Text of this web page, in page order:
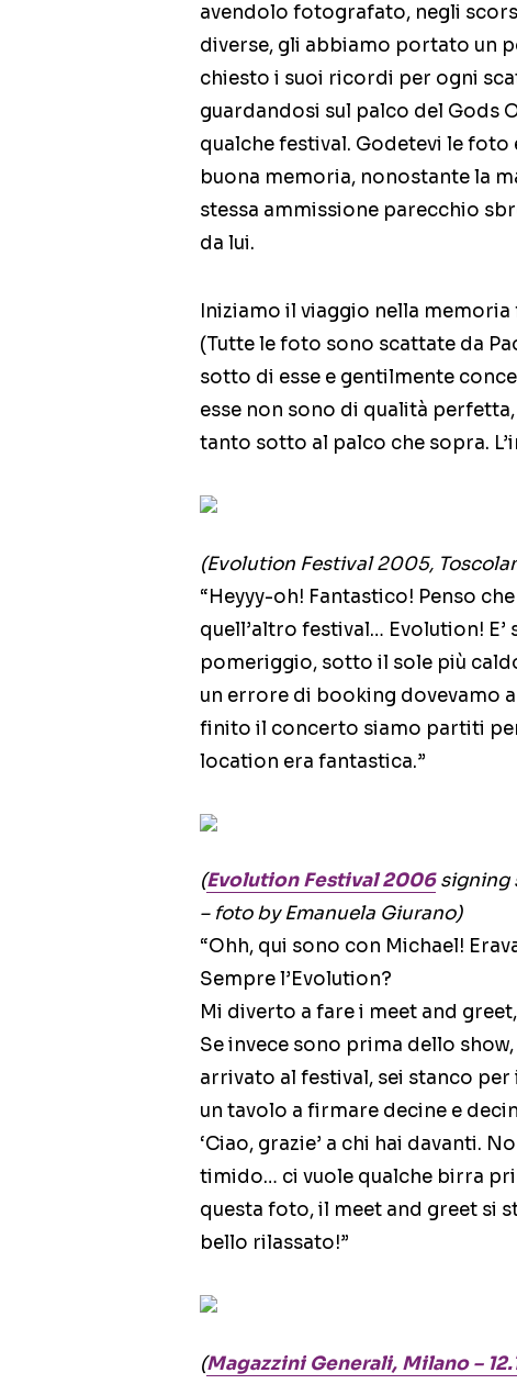
avendolo fotografato, negli
diverse, gli abbiamo portato un
chiesto i suoi ricordi per ogni
guardandosi sul palco del Gods
qualche festival. Godetevi le
buona memoria, nonostante la
stessa ammissione parecchio
da lui.
Iniziamo il viaggio nella
(Tutte le foto sono scattate da
sotto di esse e gentilmente
esse non sono di qualità
tanto sotto al palco che sopra.
(Evolution Festival 2005,
“Heyyy-oh! Fantastico! Penso
quell’altro festival… Evolution!
pomeriggio, sotto il sole più
un errore di booking dovevamo
finito il concerto siamo partiti
location era fantastica.”
(Evolution Festival 2006signing
– foto by Emanuela Giurano)
“Ohh, qui sono con Michael!
Sempre l’Evolution?
Mi diverto a fare i meet and
Se invece sono prima dello
arrivato al festival, sei stanco
un tavolo a firmare decine e
‘Ciao, grazie’ a chi hai davanti.
timido… ci vuole qualche birra
questa foto, il meet and greet si
bello rilassato!”
(Magazzini Generali, Milano –